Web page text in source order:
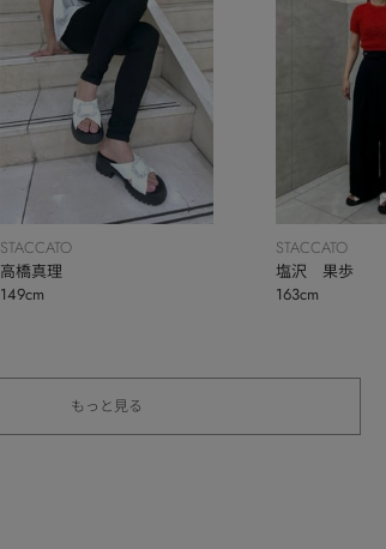
STACCATO
高橋真理
149cm
STACCATO
塩沢 果歩
163cm
もっと見る